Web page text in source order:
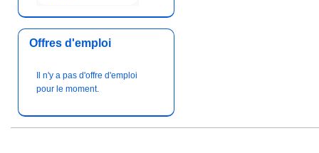
Offres d'emploi
Il n'y a pas d'offre d'emploi
pour le moment.